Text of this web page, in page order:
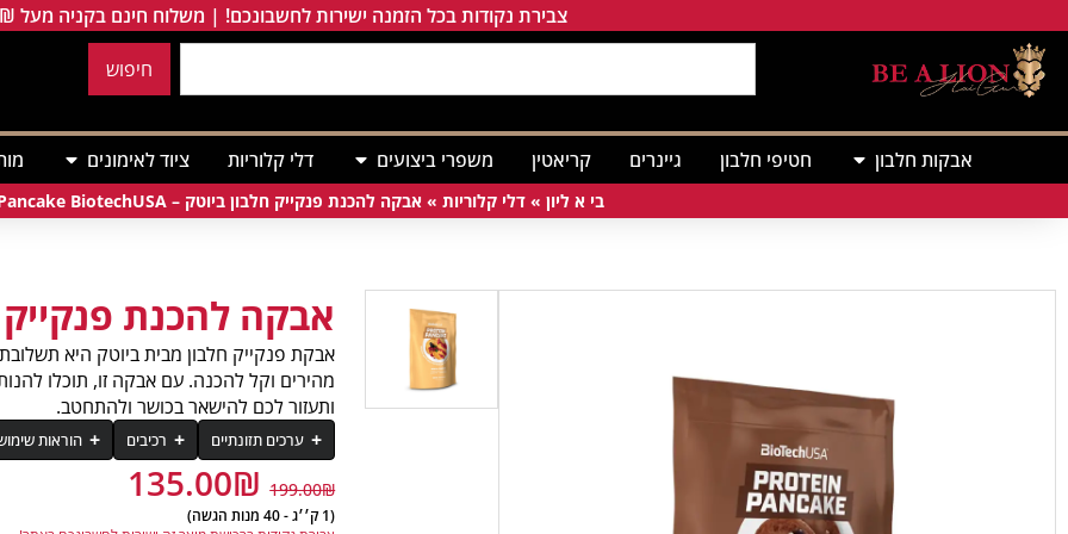
צבירת נקודות בכל הזמנה ישירות לחשבונכם! | משלוח חינם בקניה מעל 249₪
חיפוש
אבקות חלבון חטיפי חלבון גיינרים קריאטין משפרי ביצועים דלי קלוריות ציוד לאימונים
בי א ליון »דלי קלוריות » אבקה להכנת פנקייק חלבון ביוטק – Protein Pancake BiotechUSA
אבקה להכנת פנקייק
אבקת פנקייק חלבון מבית ביוטק היא
מהירים וקל להכנה. עם אבקה זו, תוכלו
ותעזור לכם להישאר בכושר ולהתחטב.
ערכים תזונתיים רכיבים הוראות
רכיב
קמח אורז, חלבון מי גבינה (קונצנטרט),
יש לאחסן במקום קריר ויבש.
יש להרחיק מהישג ידם של ילדים. יש
199.00₪
135.00₪
(1 ק׳׳ג - 40 מנות הגשה)